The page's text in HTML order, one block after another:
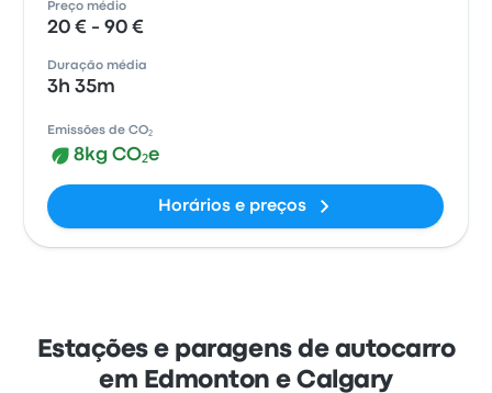
Preço médio
20 € - 90 €
Duração média
3h 35m
Emissões de CO₂
8kg CO₂e
Horários e preços
Estações e paragens de autocarro
em Edmonton e Calgary